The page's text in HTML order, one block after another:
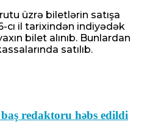
üzrə biletlərin satışa
cı il tarixindən indiyədək
bilet alınıb. Bunlardan
satılıb.
baş redaktoru həbs edildi